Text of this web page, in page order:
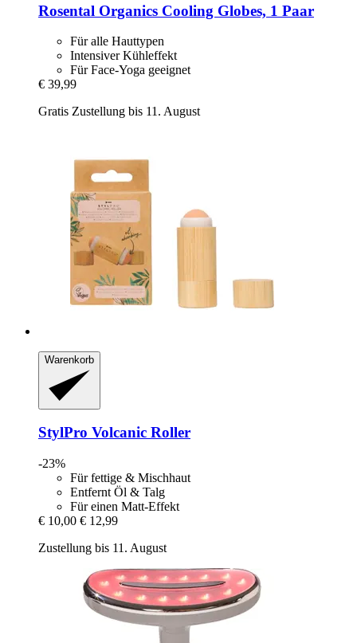
Rosental Organics Cooling Globes, 1 Paar
Für alle Hauttypen
Intensiver Kühleffekt
Für Face-Yoga geeignet
€ 39,99
Gratis Zustellung bis 11. August
Warenkorb
StylPro Volcanic Roller
-23%
Für fettige & Mischhaut
Entfernt Öl & Talg
Für einen Matt-Effekt
€ 10,00 € 12,99
Zustellung bis 11. August